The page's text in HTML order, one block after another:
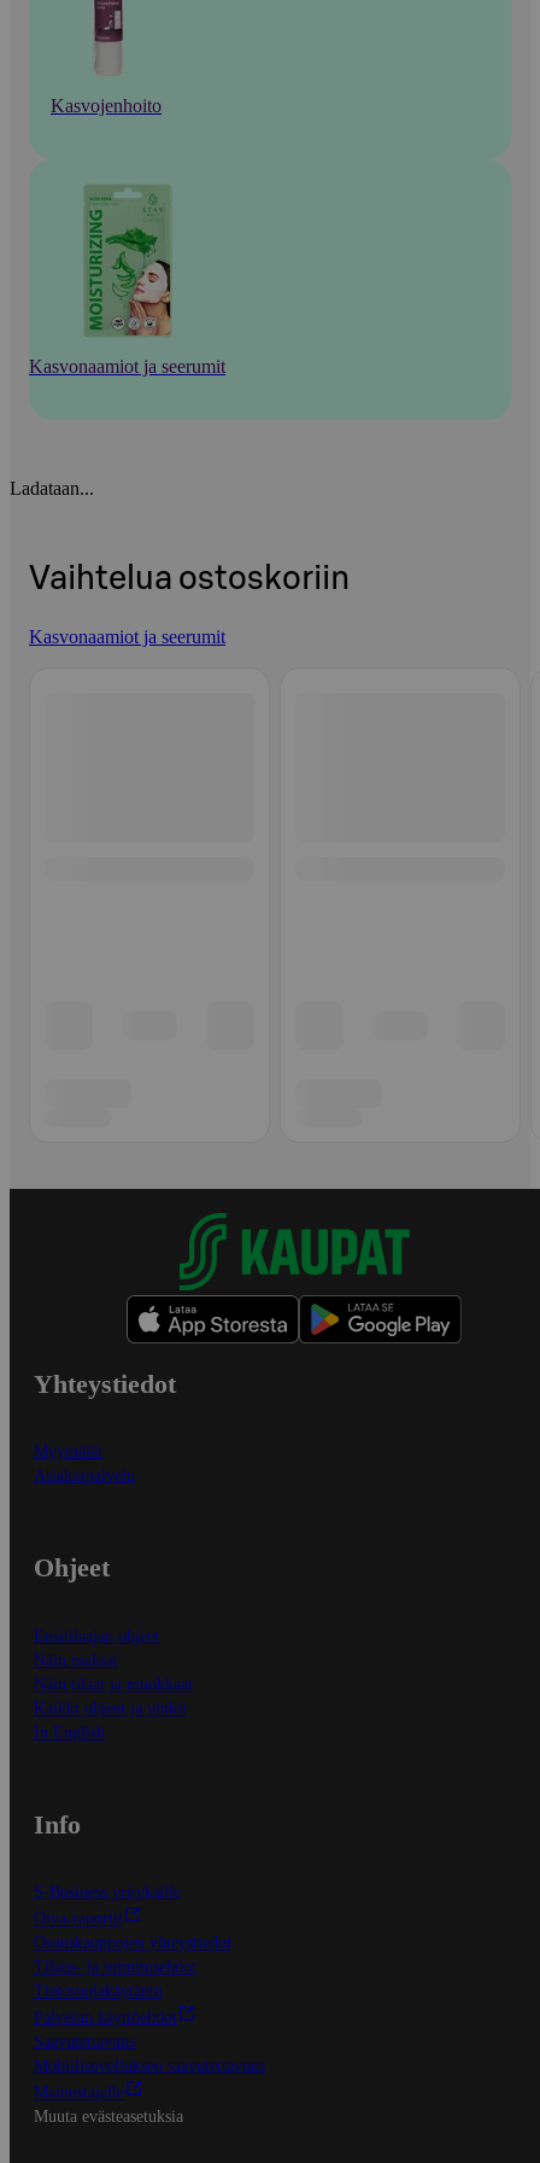
Kasvojenhoito
Kasvonaamiot ja seerumit
Ladataan...
Vaihtelua ostoskoriin
Kasvonaamiot ja seerumit
Yhteystiedot
Myymälät
Asiakaspalvelu
Ohjeet
Ensitilaajan ohjeet
Näin maksat
Näin tilaat ja muokkaat
Kaikki ohjeet ja vinkit
In English
Info
S-Business yrityksille
Oiva-raportit
Osuuskauppojen yhteystiedot
Tilaus- ja toimitusehdot
Tietosuojakäytäntö
Palvelun käyttöehdot
Saavutettavuus
Mobiilisovelluksen saavutettavuus
Mainostajalle
Muuta evästeasetuksia